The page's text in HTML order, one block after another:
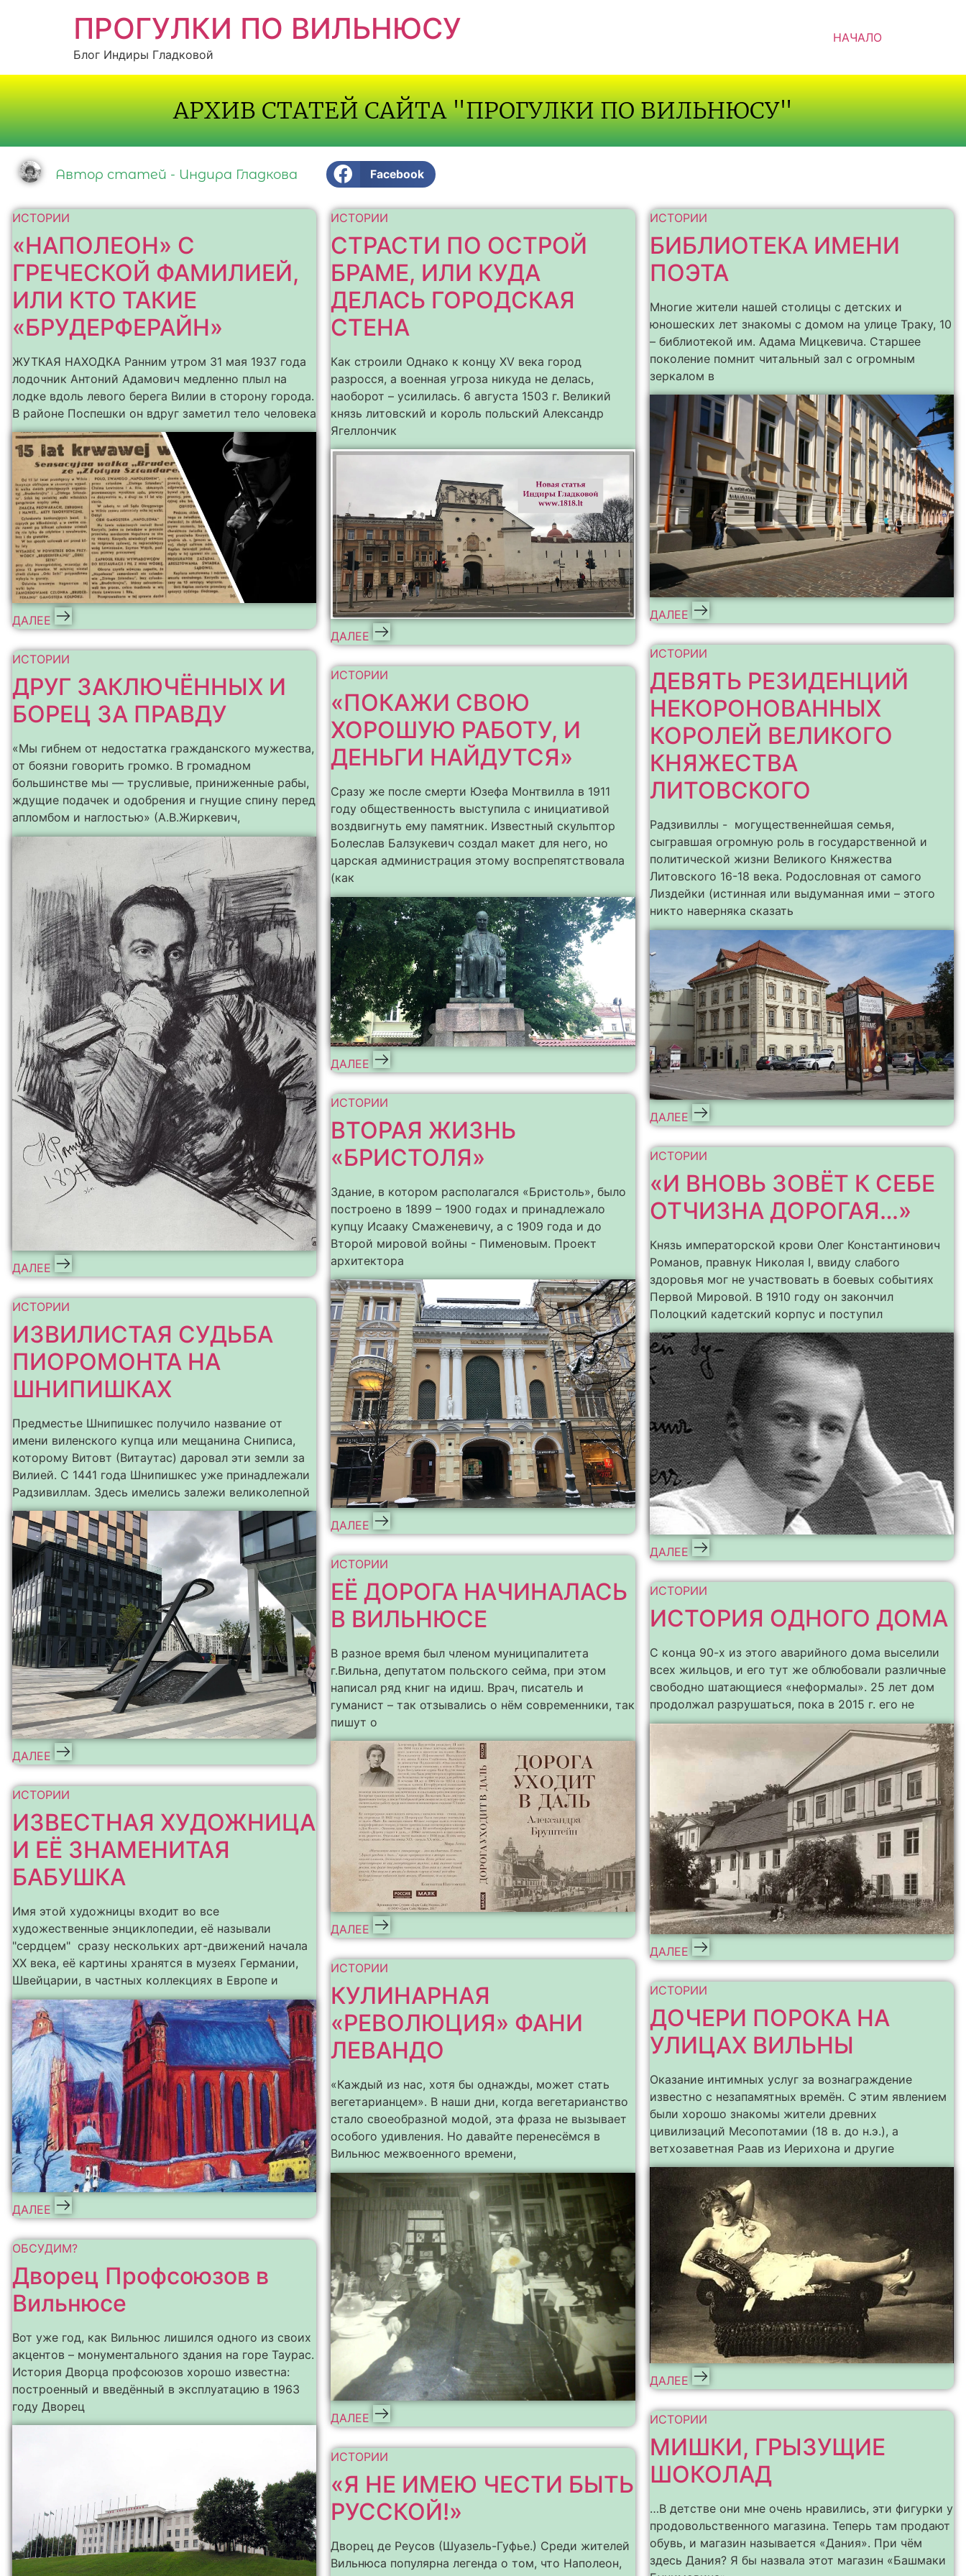
ПРОГУЛКИ ПО ВИЛЬНЮСУ
Блог Индиры Гладковой
НАЧАЛО
АРХИВ СТАТЕЙ САЙТА "ПРОГУЛКИ ПО ВИЛЬНЮСУ"
Автор статей - Индира Гладкова Facebook
ИСТОРИИ
«НАПОЛЕОН» С
ГРЕЧЕСКОЙ ФАМИЛИЕЙ,
ИЛИ КТО ТАКИЕ
«БРУДЕРФЕРАЙН»
ЖУТКАЯ НАХОДКА Ранним утром 31 мая 1937 года
лодочник Антоний Адамович медленно плыл на
лодке вдоль левого берега Вилии в сторону города.
В районе Поспешки он вдруг заметил тело человека
ДАЛЕЕ
ИСТОРИИ
СТРАСТИ ПО ОСТРОЙ
БРАМЕ, ИЛИ КУДА
ДЕЛАСЬ ГОРОДСКАЯ
СТЕНА
Как строили Однако к концу XV века город
разросся, а военная угроза никуда не делась,
наоборот – усилилась. 6 августа 1503 г. Великий
князь литовский и король польский Александр
Ягеллончик
ДАЛЕЕ
ИСТОРИИ
БИБЛИОТЕКА ИМЕНИ
ПОЭТА
Многие жители нашей столицы с детских и
юношеских лет знакомы с домом на улице Траку, 10
– библиотекой им. Адама Мицкевича. Старшее
поколение помнит читальный зал с огромным
зеркалом в
ДАЛЕЕ
ИСТОРИИ
ДЕВЯТЬ РЕЗИДЕНЦИЙ
НЕКОРОНОВАННЫХ
КОРОЛЕЙ ВЕЛИКОГО
КНЯЖЕСТВА
ЛИТОВСКОГО
Радзивиллы - могущественнейшая семья,
сыгравшая огромную роль в государственной и
политической жизни Великого Княжества
Литовского 16-18 века. Родословная от самого
Лиздейки (истинная или выдуманная ими – этого
никто наверняка сказать
ДАЛЕЕ
ИСТОРИИ
ДРУГ ЗАКЛЮЧЁННЫХ И
БОРЕЦ ЗА ПРАВДУ
«Мы гибнем от недостатка гражданского мужества,
от боязни говорить громко. В громадном
большинстве мы — трусливые, приниженные рабы,
ждущие подачек и одобрения и гнущие спину перед
апломбом и наглостью» (А.В.Жиркевич,
ДАЛЕЕ
ИСТОРИИ
«ПОКАЖИ СВОЮ
ХОРОШУЮ РАБОТУ, И
ДЕНЬГИ НАЙДУТСЯ»
Сразу же после смерти Юзефа Монтвилла в 1911
году общественность выступила с инициативой
воздвигнуть ему памятник. Известный скульптор
Болеслав Балзукевич создал макет для него, но
царская администрация этому воспрепятствовала
(как
ДАЛЕЕ
ИСТОРИИ
ВТОРАЯ ЖИЗНЬ
«БРИСТОЛЯ»
Здание, в котором располагался «Бристоль», было
построено в 1899 – 1900 годах и принадлежало
купцу Исааку Смаженевичу, а с 1909 года и до
Второй мировой войны - Пименовым. Проект
архитектора
ДАЛЕЕ
ИСТОРИИ
«И ВНОВЬ ЗОВЁТ К СЕБЕ
ОТЧИЗНА ДОРОГАЯ…»
Князь императорской крови Олег Константинович
Романов, правнук Николая I, ввиду слабого
здоровья мог не участвовать в боевых событиях
Первой Мировой. В 1910 году он закончил
Полоцкий кадетский корпус и поступил
ДАЛЕЕ
ИСТОРИИ
ИЗВИЛИСТАЯ СУДЬБА
ПИОРОМОНТА НА
ШНИПИШКАХ
Предместье Шнипишкес получило название от
имени виленского купца или мещанина Сниписа,
которому Витовт (Витаутас) даровал эти земли за
Вилией. С 1441 года Шнипишкес уже принадлежали
Радзивиллам. Здесь имелись залежи великолепной
ДАЛЕЕ
ИСТОРИИ
ЕЁ ДОРОГА НАЧИНАЛАСЬ
В ВИЛЬНЮСЕ
В разное время был членом муниципалитета
г.Вильна, депутатом польского сейма, при этом
написал ряд книг на идиш. Врач, писатель и
гуманист – так отзывались о нём современники, так
пишут о
ДАЛЕЕ
ИСТОРИИ
ИСТОРИЯ ОДНОГО ДОМА
С конца 90-х из этого аварийного дома выселили
всех жильцов, и его тут же облюбовали различные
свободно шатающиеся «неформалы». 25 лет дом
продолжал разрушаться, пока в 2015 г. его не
ДАЛЕЕ
ИСТОРИИ
ИЗВЕСТНАЯ ХУДОЖНИЦА
И ЕЁ ЗНАМЕНИТАЯ
БАБУШКА
Имя этой художницы входит во все
художественные энциклопедии, её называли
"сердцем" сразу нескольких арт-движений начала
ХХ века, её картины хранятся в музеях Германии,
Швейцарии, в частных коллекциях в Европе и
ДАЛЕЕ
ИСТОРИИ
КУЛИНАРНАЯ
«РЕВОЛЮЦИЯ» ФАНИ
ЛЕВАНДО
«Каждый из нас, хотя бы однажды, может стать
вегетарианцем». В наши дни, когда вегетарианство
стало своеобразной модой, эта фраза не вызывает
особого удивления. Но давайте перенесёмся в
Вильнюс межвоенного времени,
ДАЛЕЕ
ИСТОРИИ
ДОЧЕРИ ПОРОКА НА
УЛИЦАХ ВИЛЬНЫ
Оказание интимных услуг за вознаграждение
известно с незапамятных времён. С этим явлением
были хорошо знакомы жители древних
цивилизаций Месопотамии (18 в. до н.э.), а
ветхозаветная Раав из Иерихона и другие
ДАЛЕЕ
ОБСУДИМ?
Дворец Профсоюзов в
Вильнюсе
Вот уже год, как Вильнюс лишился одного из своих
акцентов – монументального здания на горе Таурас.
История Дворца профсоюзов хорошо известна:
построенный и введённый в эксплуатацию в 1963
году Дворец
ИСТОРИИ
МИШКИ, ГРЫЗУЩИЕ
ШОКОЛАД
…В детстве они мне очень нравились, эти фигурки у
продовольственного магазина. Теперь там продают
обувь, и магазин называется «Дания». При чём
здесь Дания? Я бы назвала этот магазин «Башмаки
ИСТОРИИ
«Я НЕ ИМЕЮ ЧЕСТИ БЫТЬ
РУССКОЙ!»
Дворец де Реусов (Шуазель-Гуфье.) Среди жителей
Вильнюса популярна легенда о том, что Наполеон,